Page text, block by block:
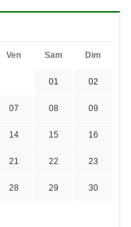
Ven Sam Dim
01 02
07 08 09
14 15 16
21 22 23
28 29 30